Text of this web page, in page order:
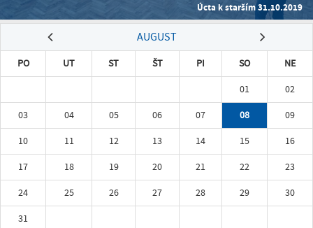
Úcta k starším 31.10.2019
AUGUST
PO UT ST ŠT PI SO
NE
01
02
03
04 05 06 07 08
09
10
11 12 13 14 15
16
17
18 19 20 21 22
23
24
25 26 27 28 29
30
31